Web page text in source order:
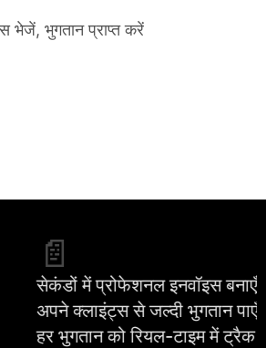
भेजें, भुगतान प्राप्त करें
सेकंडों में प्रोफेशनल इनवॉइस बनाएँ।
अपने क्लाइंट्स से जल्दी भुगतान पाएँ और
हर भुगतान को रियल-टाइम में ट्रैक